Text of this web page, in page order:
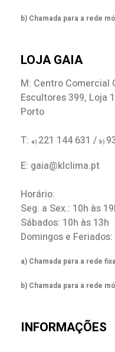
b) Chamada para a rede
LOJA GAIA
M: Centro Comercial
Escultores 399, Loja
Porto
T: a) 221 144 631 / b)
E: gaia@klclima.pt
Horário:
Seg. a Sex.: 10h às
Sábados: 10h às 13h
Domingos e
a) Chamada para a rede
b) Chamada para a rede
INFORMAÇÕES